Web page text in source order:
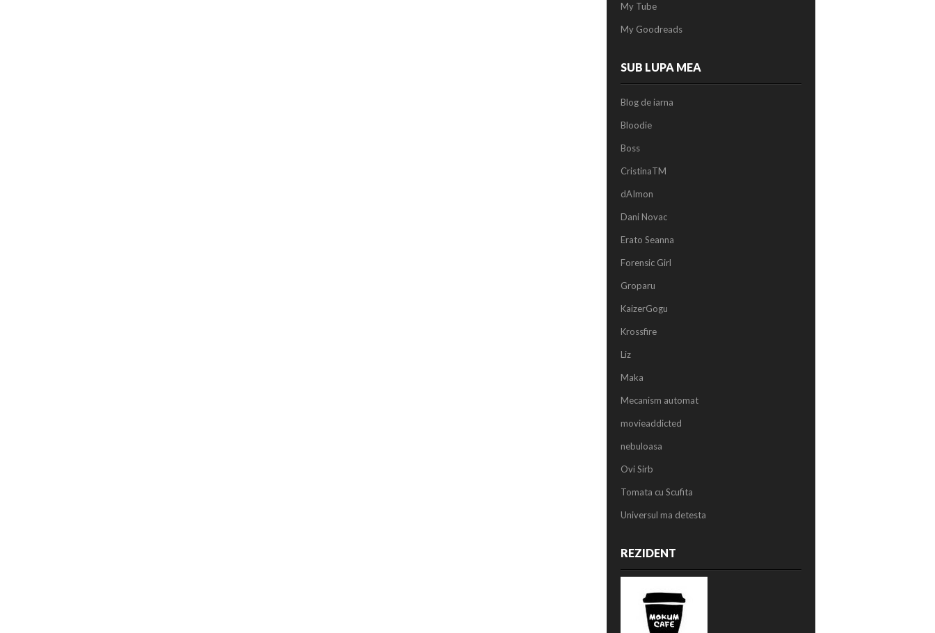
My Tube
My Goodreads
SUB LUPA MEA
Blog de iarna
Bloodie
Boss
CristinaTM
dAImon
Dani Novac
Erato Seanna
Forensic Girl
Groparu
KaizerGogu
Krossfire
Liz
Maka
Mecanism automat
movieaddicted
nebuloasa
Ovi Sirb
Tomata cu Scufita
Universul ma detesta
REZIDENT